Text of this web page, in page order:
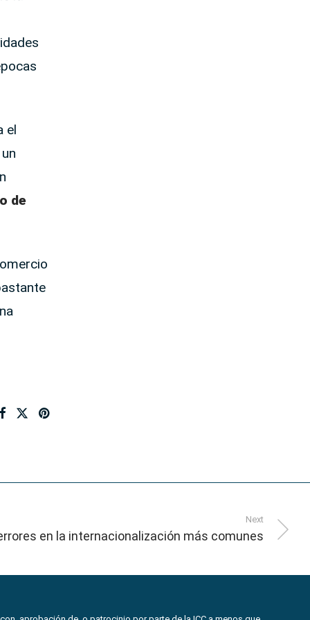
el
de
Next
en la internacionalización más comunes